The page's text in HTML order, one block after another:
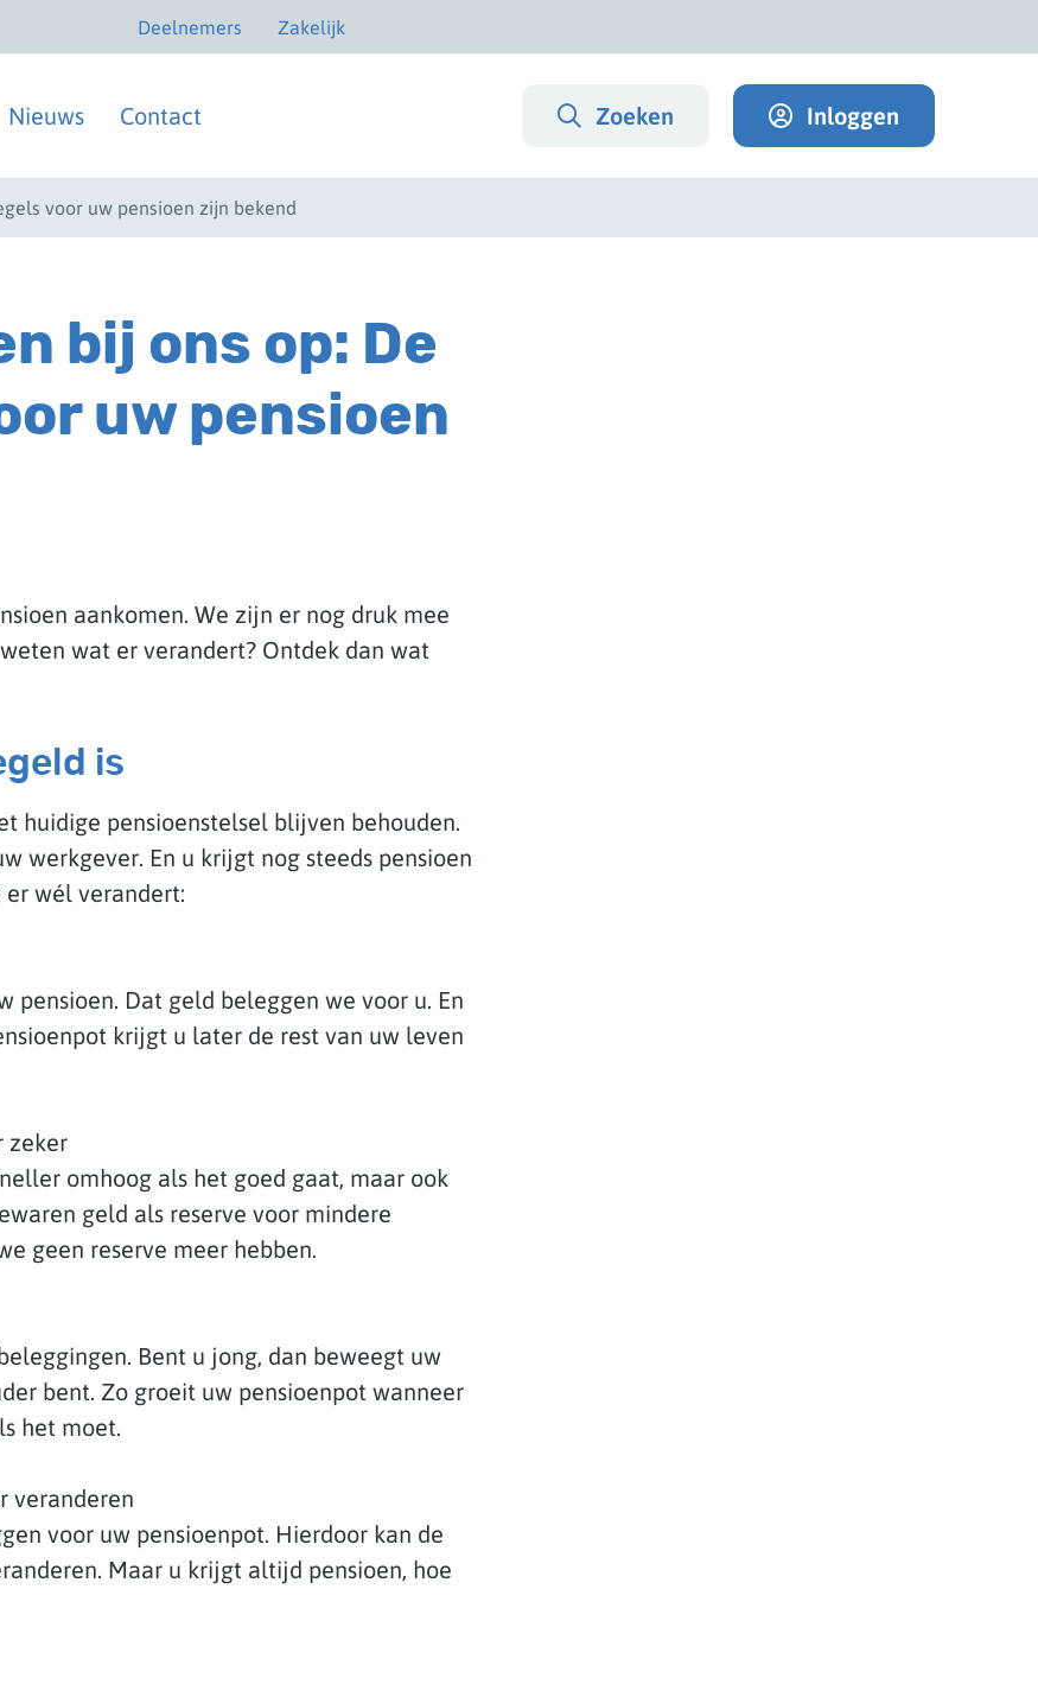
Deelnemers Zakelijk
Nieuws Contact Zoeken Inloggen
voor uw pensioen zijn bekend
bij ons op: De
uw pensioen
aankomen. We zijn er nog druk mee
wat er verandert? Ontdek dan wat
is
huidige pensioenstelsel blijven behouden.
werkgever. En u krijgt nog steeds pensioen
wél verandert:
pensioen. Dat geld beleggen we voor u. En
krijgt u later de rest van uw leven
zeker
omhoog als het goed gaat, maar ook
geld als reserve voor mindere
geen reserve meer hebben.
Bent u jong, dan beweegt uw
bent. Zo groeit uw pensioenpot wanneer
het moet.
veranderen
voor uw pensioenpot. Hierdoor kan de
Maar u krijgt altijd pensioen, hoe